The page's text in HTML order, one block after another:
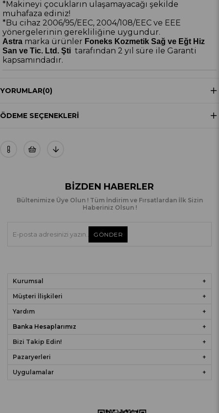
*Makineyi çocukların ulaşamayacağı şekilde
muhafaza ediniz!
*Bu cihaz 2006/95/EEC, 2004/108/EEC ve EEE
yönergelerinin gerekliliğine uygundur.
Astra marka ürünler Foneks Kozmetik Sağ ve Eğt Hiz
San ve Tic. Ltd. Şti tarafından 2 yıl süre ile Garanti
kapsamındadır.
YORUMLAR(0)
ÖDEME SEÇENEKLERI
BIZDEN HABERLER
Bültenimize Üye Olun ! Tüm İndirim ve Fırsatlardan İlk Sizin
Haberiniz Olsun !
GÖNDER
Kurumsal
Müşteri İlişkileri
Yardım
Banka Hesaplarımız
Bizi Takip Edin!
Pazaryerleri
Uygulamalar